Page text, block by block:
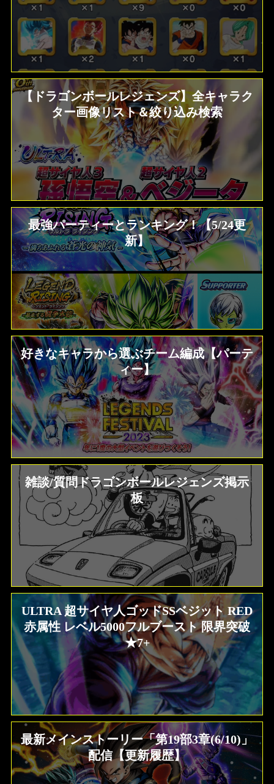
【ドラゴンボールレジェンズ】全キャラク
ター画像リスト＆絞り込み検索
最強パーティーとランキング！【5/24更
新】
好きなキャラから選ぶチーム編成【パーテ
ィー】
雑談/質問ドラゴンボールレジェンズ掲示
板
ULTRA 超サイヤ人ゴッドSSベジット RED
赤属性 レベル5000フルブースト 限界突破
★7+
最新メインストーリー「第19部3章(6/10)」
配信【更新履歴】